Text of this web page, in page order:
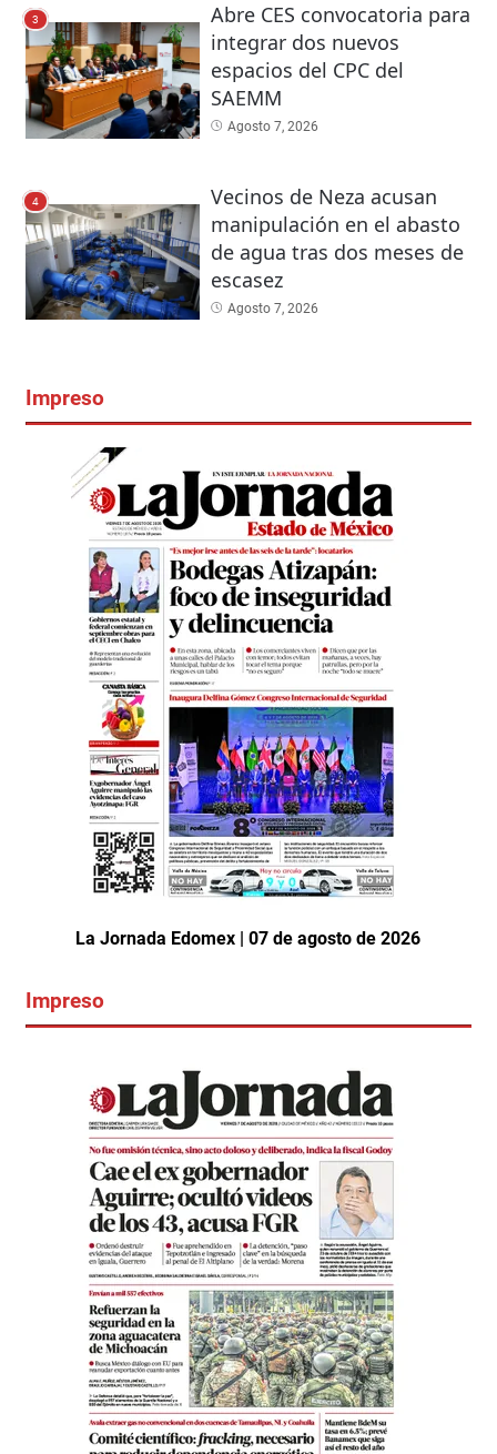
3
Abre CES convocatoria para
integrar dos nuevos
espacios del CPC del
SAEMM
Agosto 7, 2026
4
Vecinos de Neza acusan
manipulación en el abasto
de agua tras dos meses de
escasez
Agosto 7, 2026
Impreso
La Jornada Edomex | 07 de agosto de 2026
Impreso